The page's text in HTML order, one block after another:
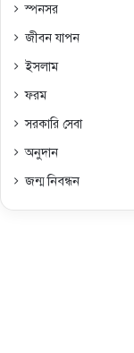
স্পনসর
জীবন যাপন
ইসলাম
ফরম
সরকারি সেবা
অনুদান
জন্ম নিবন্ধন